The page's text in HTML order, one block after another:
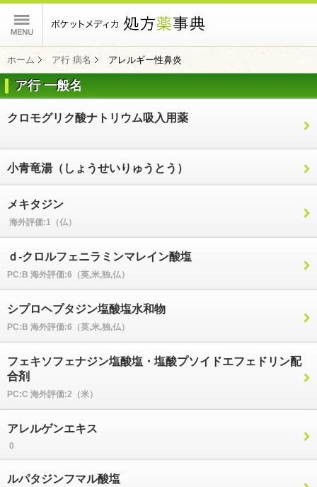
ポケットメディカ
コンテンツ
ユーザーサポート
利用規約
ホーム ア行 病名 アレルギー性鼻炎
ア行 一般名
クロモグリク酸ナトリウム吸入用薬
小青竜湯（しょうせいりゅうとう）
メキタジン
海外評価:1（仏）
ｄ-クロルフェニラミンマレイン酸塩
PC:B 海外評価:6（英,米,独,仏）
シプロヘプタジン塩酸塩水和物
PC:B 海外評価:6（英,米,独,仏）
フェキソフェナジン塩酸塩・塩酸プソイドエフェドリン配
合剤
PC:C 海外評価:2（米）
アレルゲンエキス
0
ルパタジンフマル酸塩